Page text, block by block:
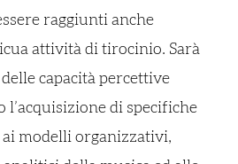
raggiunti anche
attività di tirocinio. Sarà
capacità percettive
l’acquisizione di specifiche
modelli organizzativi,